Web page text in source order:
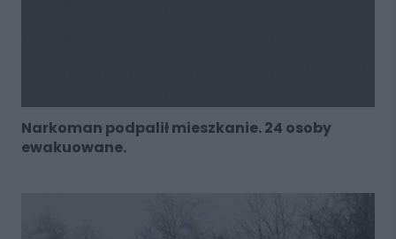
Narkoman podpalił mieszkanie. 24 osoby
ewakuowane.